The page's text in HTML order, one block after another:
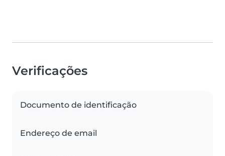
Verificações
Documento de identificação
Endereço de email